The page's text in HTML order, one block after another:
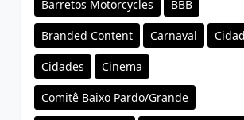
Barretos Motorcycles BBB
Branded Content Carnaval
Cidades Cinema
Comitê Baixo Pardo/Grande